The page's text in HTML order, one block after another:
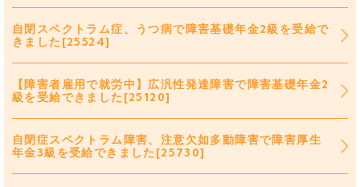
自閉スペクトラム症、うつ病で障害基礎年金2級を受給で
きました[25524]
【障害者雇用で就労中】広汎性発達障害で障害基礎年金2
級を受給できました[25120]
自閉症スペクトラム障害、注意欠如多動障害で障害厚生
年金3級を受給できました[25730]